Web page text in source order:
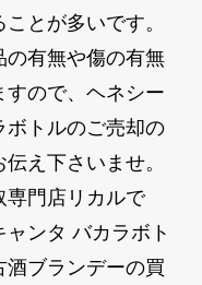
とが多いです。
の有無や傷の有無
すので、ヘネシー
ボトルのご売却の
え下さいませ。
専門店リカルで
ンタ バカラボト
酒ブランデーの買